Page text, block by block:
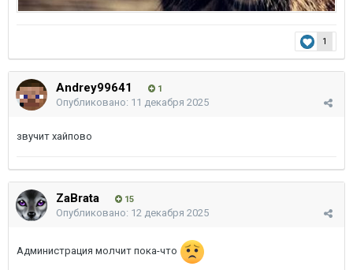
1
Andrey99641 1
Опубликовано: 11 декабря 2025
звучит хайпово
ZaBrata 15
Опубликовано: 12 декабря 2025
Администрация молчит пока-что